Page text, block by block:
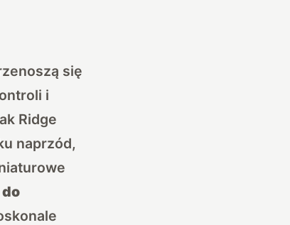
się
i
Ridge
naprzód,